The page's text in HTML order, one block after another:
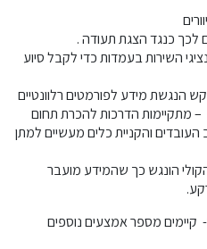
לכך כנגד הצגת תעודה .
השירות בעמדות כדי לקבל סיוע
הנגשת מידע לפורמטים רלוונטיים
– מתקיימות הדרכות להכרת תחום
העובדים והקניית כלים מעשיים למתן
הונגש כך שהמידע מועבר
קיימים מספר אמצעים נוספים